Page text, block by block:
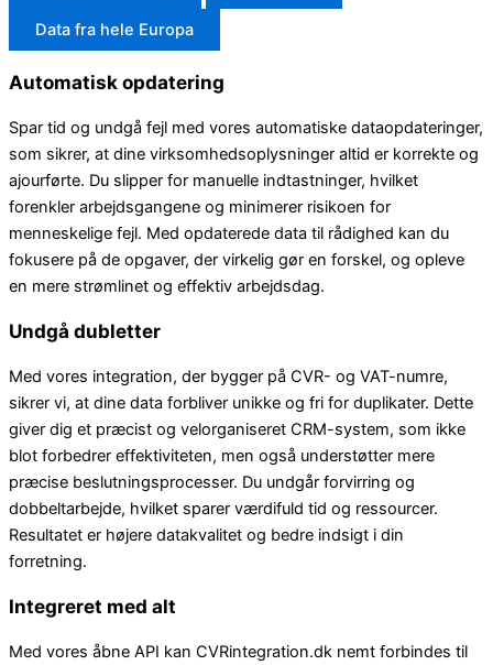
Data fra hele Europa
Automatisk opdatering
Spar tid og undgå fejl med vores automatiske dataopdateringer,
som sikrer, at dine virksomhedsoplysninger altid er korrekte og
ajourførte. Du slipper for manuelle indtastninger, hvilket
forenkler arbejdsgangene og minimerer risikoen for
menneskelige fejl. Med opdaterede data til rådighed kan du
fokusere på de opgaver, der virkelig gør en forskel, og opleve
en mere strømlinet og effektiv arbejdsdag.
Undgå dubletter
Med vores integration, der bygger på CVR- og VAT-numre,
sikrer vi, at dine data forbliver unikke og fri for duplikater. Dette
giver dig et præcist og velorganiseret CRM-system, som ikke
blot forbedrer effektiviteten, men også understøtter mere
præcise beslutningsprocesser. Du undgår forvirring og
dobbeltarbejde, hvilket sparer værdifuld tid og ressourcer.
Resultatet er højere datakvalitet og bedre indsigt i din
forretning.
Integreret med alt
Med vores åbne API kan CVRintegration.dk nemt forbindes til